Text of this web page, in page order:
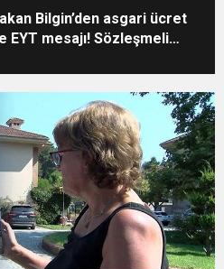
Bilgin’den asgari ücret
EYT mesajı! Sözleşmeli
kapsam